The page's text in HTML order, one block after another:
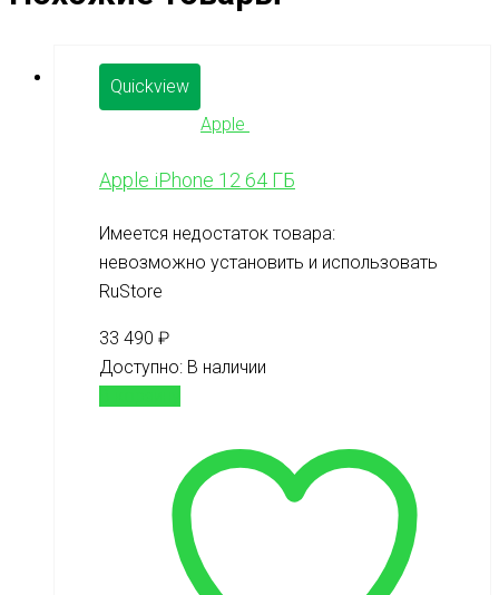
Quickview
Apple
Apple iPhone 12 64 ГБ
Имеется недостаток товара:
невозможно установить и использовать
RuStore
33 490 ₽
Доступно: В наличии